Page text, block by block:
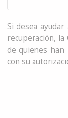
Si desea
recuperación, la
de quienes han
con su